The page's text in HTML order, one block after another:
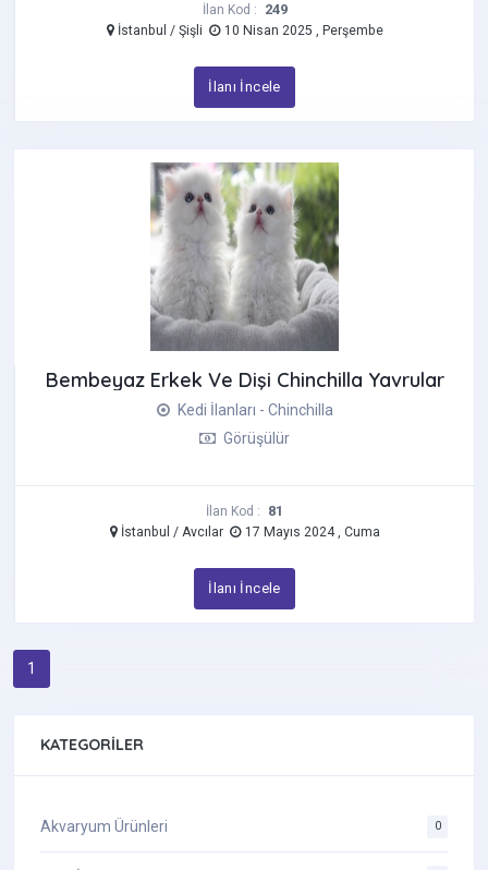
İlan Kod : 249
İstanbul / Şişli 10 Nisan 2025 , Perşembe
İlanı İncele
Bembeyaz Erkek Ve Dişi Chinchilla Yavrular
Kedi İlanları - Chinchilla
Görüşülür
İlan Kod : 81
İstanbul / Avcılar 17 Mayıs 2024 , Cuma
İlanı İncele
1
KATEGORILER
Akvaryum Ürünleri 0